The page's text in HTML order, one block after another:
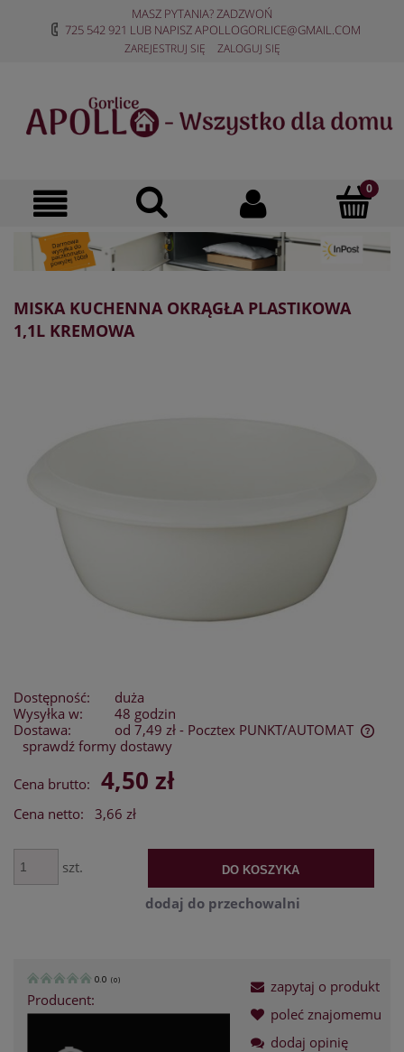
MASZ PYTANIA? ZADZWOŃ
725 542 921 LUB NAPISZAPOLLOGORLICE@GMAIL.COM
ZAREJESTRUJ SIĘ ZALOGUJ SIĘ
MISKA KUCHENNA OKRĄGŁA PLASTIKOWA
1,1L KREMOWA
Dostępność:
duża
Wysyłka w:
48 godzin
Dostawa:
od 7,49 zł - Pocztex PUNKT/AUTOMAT
Cena nie zawiera ewentualnych kosztów płatności
sprawdź formy dostawy
Cena brutto: 4,50 zł
Cena netto: 3,66 zł
szt. DO KOSZYKA
dodaj do przechowalni
0.0 (0)
Producent:
zapytaj o produkt
poleć znajomemu
dodaj opinię